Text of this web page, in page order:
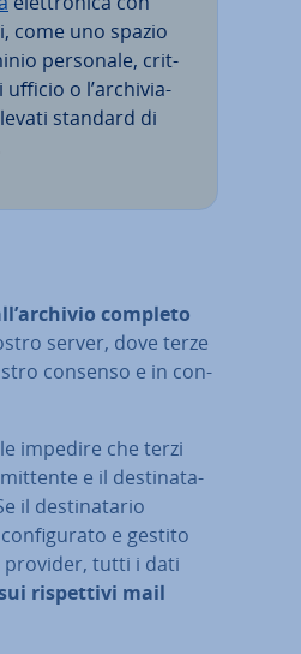
come uno spazio
personale, crit­
o l’ar­chi­via­
standard di
completo
server, dove terze
consenso e in con­
impedire che terzi
e il de­sti­na­ta­
il de­sti­na­ta­rio
e gestito
provider, tutti i dati
ri­spet­ti­vi mail